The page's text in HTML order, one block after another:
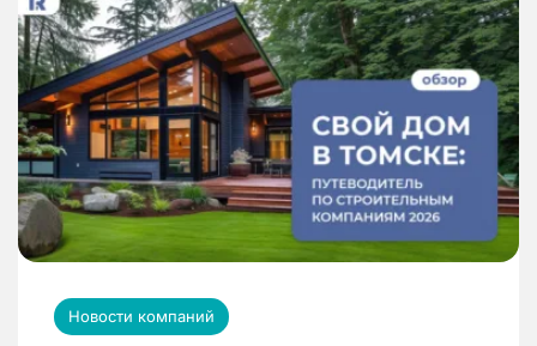
Новости компаний